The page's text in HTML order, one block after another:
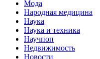
Мода
Народная медицина
Наука
Наука и техника
Научпоп
Недвижимость
Новости